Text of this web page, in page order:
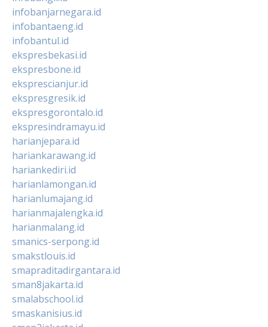
infobanjarnegara.id
infobantaeng.id
infobantul.id
ekspresbekasi.id
ekspresbone.id
eksprescianjur.id
ekspresgresik.id
ekspresgorontalo.id
ekspresindramayu.id
harianjepara.id
hariankarawang.id
hariankediri.id
harianlamongan.id
harianlumajang.id
harianmajalengka.id
harianmalang.id
smanics-serpong.id
smakstlouis.id
smapraditadirgantara.id
sman8jakarta.id
smalabschool.id
smaskanisius.id